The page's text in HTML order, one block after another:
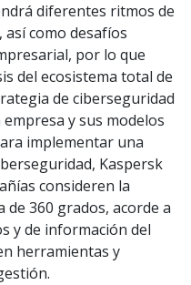
diferentes ritmos de
así como desafíos
por lo que
del ecosistema total de
de ciberseguridad
y sus modelos
implementar una
Kaspersk
consideren la
360 grados, acorde a
y de información del
herramientas y